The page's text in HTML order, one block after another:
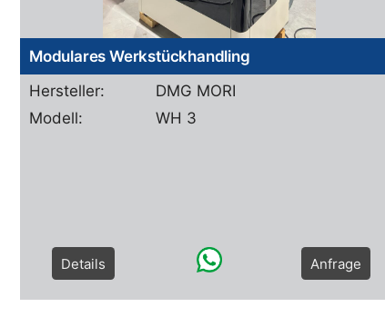
Modulares Werkstückhandling
Hersteller:
DMG MORI
Modell:
WH 3
Details Anfrage